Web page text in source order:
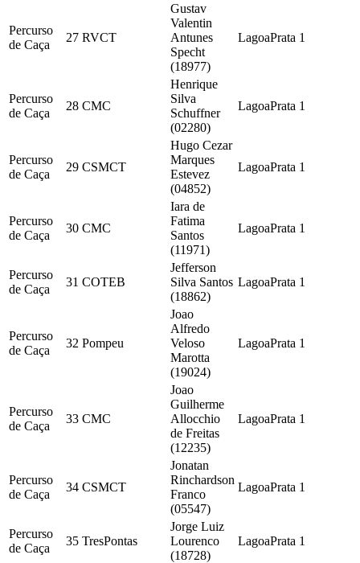
Percurso
de Caça
27 RVCT
Gustav
Valentin
Antunes
Specht
(18977)
LagoaPrata 1
Percurso
de Caça
28 CMC
Henrique
Silva
Schuffner
(02280)
LagoaPrata 1
Percurso
de Caça
29 CSMCT
Hugo Cezar
Marques
Estevez
(04852)
LagoaPrata 1
Percurso
de Caça
30 CMC
Iara de
Fatima
Santos
(11971)
LagoaPrata 1
Percurso
de Caça
31 COTEB
Jefferson
Silva Santos
(18862)
LagoaPrata 1
Percurso
de Caça
32 Pompeu
Joao
Alfredo
Veloso
Marotta
(19024)
LagoaPrata 1
Percurso
de Caça
33 CMC
Joao
Guilherme
Allocchio
de Freitas
(12235)
LagoaPrata 1
Percurso
de Caça
34 CSMCT
Jonatan
Rinchardson
Franco
(05547)
LagoaPrata 1
Percurso
de Caça
35 TresPontas
Jorge Luiz
Lourenco
(18728)
LagoaPrata 1